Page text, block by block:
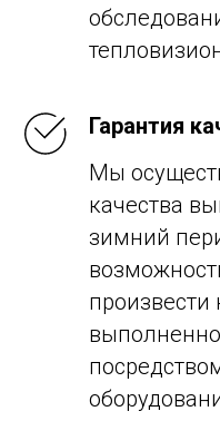
Гарантия
Мы
качества
зимний
произвести